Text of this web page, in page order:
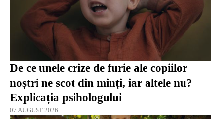
De ce unele crize de furie ale copiilor
noștri ne scot din minți, iar altele nu?
Explicația psihologului
07 AUGUST 2026